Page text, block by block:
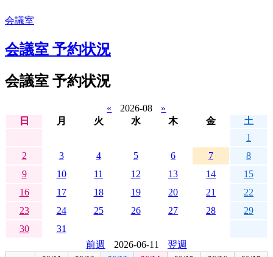
会議室
会議室 予約状況
会議室 予約状況
« 2026-08
»
日
月 火 水 木 金
土
1
2
3 4 5 6 7
8
9
10 11 12 13 14
15
16
17 18 19 20 21
22
23
24 25 26 27 28
29
30
31
前週
2026-06-11 翌週